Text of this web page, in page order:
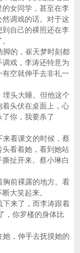
女同学，甚至在李
调戏的话。对于这
自己的裸照还在李
的，崔天梦时刻都
戏，李涛还特意为
空就伸手去非礼一
头大睡。但他这个
头伏在桌面上，心
你，我要杀了
看课文的时候，蔡
看着她，看到她站
扯开来。蔡小琳白
前裸露的地方。看
大笑起来。
来了，而李涛跟着
，你罗楼的身体比
，伸手去抚摸她的